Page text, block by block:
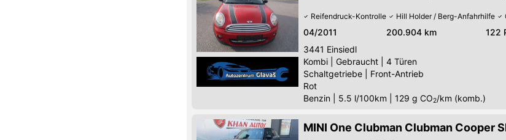
Reifendruck-Kontrolle Hill Holder / Berg-Anfahrhilfe
04/2011 200.904 km 122
3441 Einsiedl
Kombi
Gebraucht
4 Türen
Schaltgetriebe
Front-Antrieb
Rot
Benzin
5.5 l/100km 129 g CO2/km (komb.)
MINI One Clubman Clubman Cooper